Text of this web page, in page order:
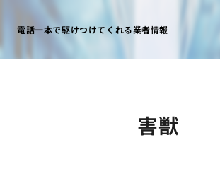
電話一本で駆けつけてくれる業者情報
害獣